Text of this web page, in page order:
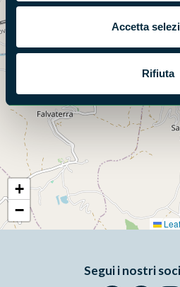
Accetta
Rifiuta
+
−
Segui i nostri